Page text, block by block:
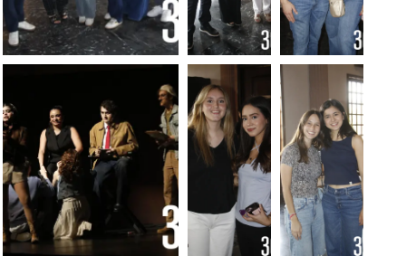
Foto: Luis Meléndez
Foto:
Luis
Meléndez
Foto:
Meléndez